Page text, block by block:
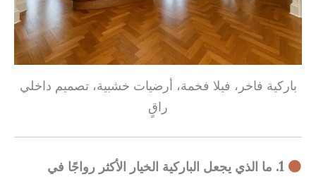
باركية فاخر، فيلا فخمة، أرضيات خشبية، تصميم داخلي
راقٍ
1. ما الذي يجعل الباركية الخيار الأكثر رواجًا في